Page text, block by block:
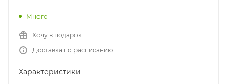
Много
Хочу в подарок
Доставка по расписанию
Характеристики